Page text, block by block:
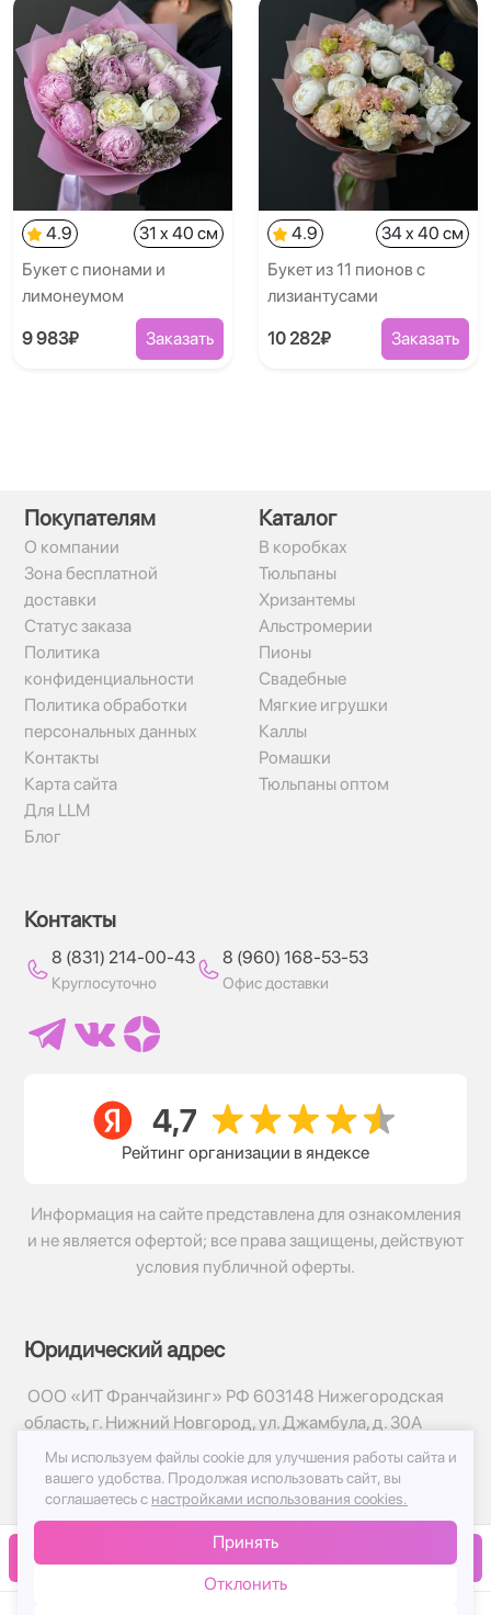
В корзину
4.9
31 x 40 см
Букет с пионами и
лимонеумом
9 983₽ Заказать
4.9
34 x 40 см
Букет из 11 пионов с
лизиантусами
10 282₽ Заказать
Покупателям
О компании
Зона бесплатной
доставки
Статус заказа
Политика
конфиденциальности
Политика обработки
персональных данных
Контакты
Карта сайта
Для LLM
Блог
Каталог
В коробках
Тюльпаны
Хризантемы
Альстромерии
Пионы
Свадебные
Мягкие игрушки
Каллы
Ромашки
Тюльпаны оптом
Контакты
8 (831) 214-00-43
Круглосуточно
8 (960) 168-53-53
Офис доставки
Рейтинг организации в яндексе
Информация на сайте представлена для ознакомления
и не является офертой; все права защищены, действуют
условия публичной оферты.
Юридический адрес
ООО «ИТ Франчайзинг» РФ 603148 Нижегородская
область, г. Нижний Новгород, ул. Джамбула, д. 30А
© 2017-2026г, База Цветов 24.ру
Политика конфиденциальности
Публичная оферта
Мы используем файлы cookie для улучшения работы сайта и
вашего удобства. Продолжая использовать сайт, вы
соглашаетесь с настройками использования cookies.
Принять
Отклонить